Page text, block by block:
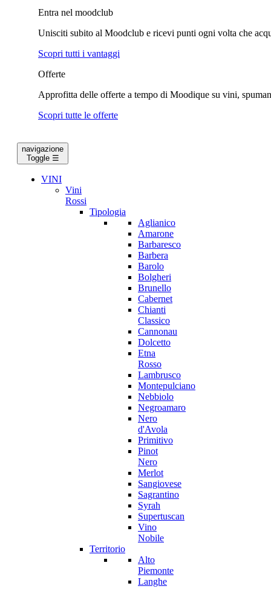
Entra nel moodclub
Unisciti subito al Moodclub e ricevi punti ogni volta che
Scopri tutti i vantaggi
Offerte
Approfitta delle offerte a tempo di Moodique su vini,
Scopri tutte le offerte
navigazione
Toggle☰
VINI
Vini
Rossi
Tipologia
Aglianico
Amarone
Barbaresco
Barbera
Barolo
Bolgheri
Brunello
Cabernet
Chianti
Classico
Cannonau
Dolcetto
Etna
Rosso
Lambrusco
Montepulciano
Nebbiolo
Negroamaro
Nero
d'Avola
Primitivo
Pinot
Nero
Merlot
Sangiovese
Sagrantino
Syrah
Supertuscan
Vino
Nobile
Territorio
Alto
Piemonte
Langhe